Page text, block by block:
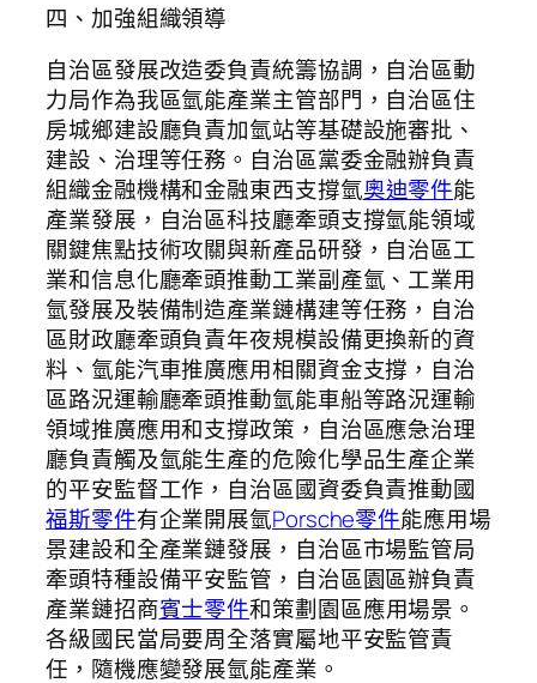
四、加強組織領導
自治區發展改造委負責統籌協調，自治區動
力局作為我區氫能產業主管部門，自治區住
房城鄉建設廳負責加氫站等基礎設施審批、
建設、治理等任務。自治區黨委金融辦負責
組織金融機構和金融東西支撐氫奧迪零件能
產業發展，自治區科技廳牽頭支撐氫能領域
關鍵焦點技術攻關與新產品研發，自治區工
業和信息化廳牽頭推動工業副產氫、工業用
氫發展及裝備制造產業鏈構建等任務，自治
區財政廳牽頭負責年夜規模設備更換新的資
料、氫能汽車推廣應用相關資金支撐，自治
區路況運輸廳牽頭推動氫能車船等路況運輸
領域推廣應用和支撐政策，自治區應急治理
廳負責觸及氫能生產的危險化學品生產企業
的平安監督工作，自治區國資委負責推動國
福斯零件有企業開展氫Porsche零件能應用場
景建設和全產業鏈發展，自治區市場監管局
牽頭特種設備平安監管，自治區園區辦負責
產業鏈招商賓士零件和策劃園區應用場景。
各級國民當局要周全落實屬地平安監管責
任，隨機應變發展氫能產業。